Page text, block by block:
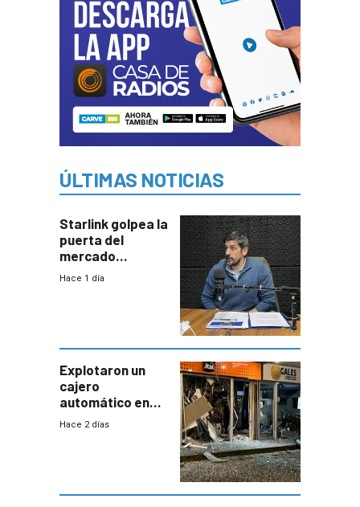
ÚLTIMAS NOTICIAS
Starlink golpea la
puerta del
mercado
uruguayo y Antel
con mayor
miedo”
Hace 1 día
Explotaron un
cajero
automático en
Parque Miramar;
Hace 2 días